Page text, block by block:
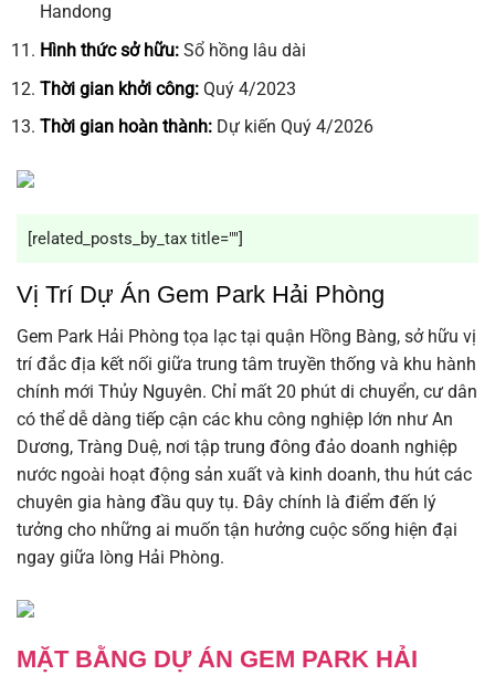
Handong
Hình thức sở hữu:Sổ hồng lâu dài
Thời gian khởi công:Quý 4/2023
Thời gian hoàn thành:Dự kiến Quý 4/2026
[related_posts_by_tax title=""]
Vị Trí Dự Án Gem Park Hải Phòng
Gem Park Hải Phòng tọa lạc tại quận Hồng Bàng, sở hữu vị
trí đắc địa kết nối giữa trung tâm truyền thống và khu hành
chính mới Thủy Nguyên. Chỉ mất 20 phút di chuyển, cư dân
có thể dễ dàng tiếp cận các khu công nghiệp lớn như An
Dương, Tràng Duệ, nơi tập trung đông đảo doanh nghiệp
nước ngoài hoạt động sản xuất và kinh doanh, thu hút các
chuyên gia hàng đầu quy tụ. Đây chính là điểm đến lý
tưởng cho những ai muốn tận hưởng cuộc sống hiện đại
ngay giữa lòng Hải Phòng.
MẶT BẰNG DỰ ÁN GEM PARK HẢI